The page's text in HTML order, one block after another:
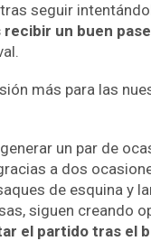
seguir
un buen
más para las
un par de
a dos
de esquina y
siguen creando
el partido tras el